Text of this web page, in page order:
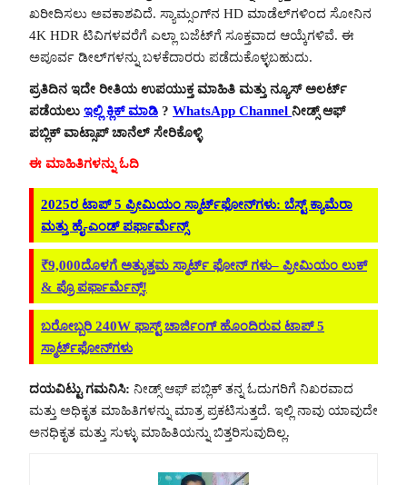
ಖರೀದಿಸಲು ಅವಕಾಶವಿದೆ. ಸ್ಯಾಮ್ಸಂಗ್‌ನ HD ಮಾಡೆಲ್‌ಗಳಿಂದ ಸೋನಿ‌ನ
4K HDR ಟಿವಿಗಳವರೆಗೆ ಎಲ್ಲಾ ಬಜೆಟ್‌ಗೆ ಸೂಕ್ತವಾದ ಆಯ್ಕೆಗಳಿವೆ. ಈ
ಅಪೂರ್ವ ಡೀಲ್‌ಗಳನ್ನು ಬಳಕೆದಾರರು ಪಡೆದುಕೊಳ್ಳಬಹುದು.
ಪ್ರತಿದಿನ ಇದೇ ರೀತಿಯ ಉಪಯುಕ್ತ ಮಾಹಿತಿ ಮತ್ತು ನ್ಯೂಸ್ ಅಲರ್ಟ್
ಪಡೆಯಲು ಇಲ್ಲಿ ಕ್ಲಿಕ್ ಮಾಡಿ ? WhatsApp Channel ನೀಡ್ಸ್ ಆಫ್
ಪಬ್ಲಿಕ್ ವಾಟ್ಸಾಪ್ ಚಾನೆಲ್ ಸೇರಿಕೊಳ್ಳಿ
ಈ ಮಾಹಿತಿಗಳನ್ನು ಓದಿ
2025ರ ಟಾಪ್ 5 ಪ್ರೀಮಿಯಂ ಸ್ಮಾರ್ಟ್‌ಫೋನ್‌ಗಳು: ಬೆಸ್ಟ್ ಕ್ಯಾಮೆರಾ
ಮತ್ತು ಹೈ-ಎಂಡ್ ಪರ್ಫಾರ್ಮೆನ್ಸ್
₹9,000ದೊಳಗೆ ಅತ್ಯುತ್ತಮ ಸ್ಮಾರ್ಟ್ ಫೋನ್ ಗಳು– ಪ್ರೀಮಿಯಂ ಲುಕ್
& ಪ್ರೊ ಪರ್ಫಾರ್ಮೆನ್ಸ್!
ಬರೋಬ್ಬರಿ 240W ಫಾಸ್ಟ್ ಚಾರ್ಜಿಂಗ್ ಹೊಂದಿರುವ ಟಾಪ್ 5
ಸ್ಮಾರ್ಟ್‌ಫೋನ್‌ಗಳು
ದಯವಿಟ್ಟು ಗಮನಿಸಿ: ನೀಡ್ಸ್ ಆಫ್ ಪಬ್ಲಿಕ್ ತನ್ನ ಓದುಗರಿಗೆ ನಿಖರವಾದ
ಮತ್ತು ಅಧಿಕೃತ ಮಾಹಿತಿಗಳನ್ನು ಮಾತ್ರ ಪ್ರಕಟಿಸುತ್ತದೆ. ಇಲ್ಲಿ ನಾವು ಯಾವುದೇ
ಅನಧಿಕೃತ ಮತ್ತು ಸುಳ್ಳು ಮಾಹಿತಿಯನ್ನು ಬಿತ್ತರಿಸುವುದಿಲ್ಲ.